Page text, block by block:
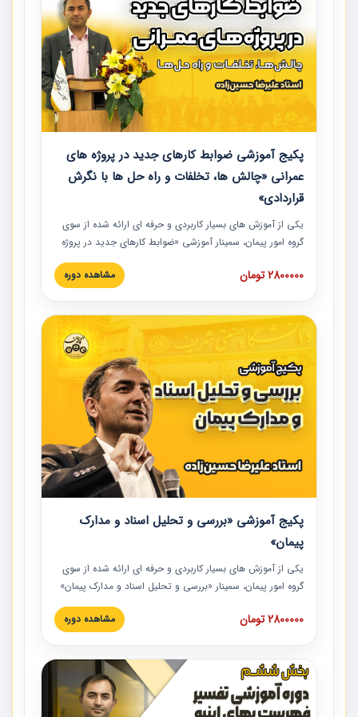
پکیج آموزشی ضوابط کارهای جدید در پروژه های
عمرانی «چالش ها، تخلفات و راه حل ها با نگرش
قراردادی»
یکی از آموزش‏‏‏‏‏‏ های بسیار کاربردی و حرفه‏ ای ارائه شده از سوی
گروه امور پیمان، سمینار آموزشی «ضوابط کارهای جدید در پروژه
های عمرانی» چالش ها، تخلفات و راه حل ها با نگرش قراردادی
است که در محل سندیکای شرکت های ساختمانی کشور ارائه شد.
مدارک پیمان به همراه تجربیات عملی ارائه شده است.
2800000 تومان مشاهده دوره
پکیج آموزشی «بررسی و تحلیل اسناد و مدارک
پیمان»
یکی از آموزش‏‏‏‏‏‏ های بسیار کاربردی و حرفه‏ ای ارائه شده از سوی
گروه امور پیمان، سمینار «بررسی و تحلیل اسناد و مدارک پیمان»
است که در دانشگاه صنعتی شریف ارائه شد. در این آموزش
نکات کلیدی مربوط به اسناد و مدارک پیمان، اولویت بندی اسناد
پیمان به همراه تجربیات عملی در این خصوص ارائه شده است.
2800000 تومان مشاهده دوره